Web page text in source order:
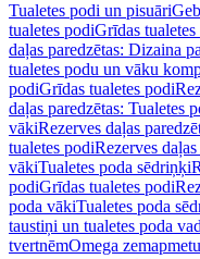
Tualetes podi un pisuāri
tualetes podiGrīdas tualetes
daļas paredzētas: Dizaina
tualetes podu un vāku
podiGrīdas tualetes podi
daļas paredzētas: Tualetes
vākiRezerves daļas
tualetes podiRezerves
vākiTualetes poda sēdriņķi
podiGrīdas tualetes podi
poda vākiTualetes poda
taustiņi un tualetes poda
tvertnēmOmega